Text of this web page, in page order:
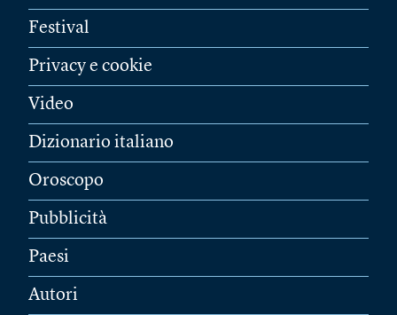
Festival
Privacy e cookie
Video
Dizionario italiano
Oroscopo
Pubblicità
Paesi
Autori